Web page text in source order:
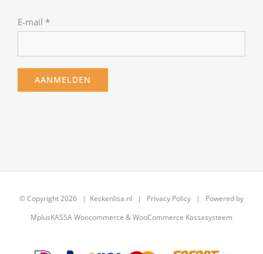
E-mail *
© Copyright2026 | Keckenlisa.nl | Privacy Policy | Powered by
MplusKASSA Woocommerce &WooCommerce Kassasysteem